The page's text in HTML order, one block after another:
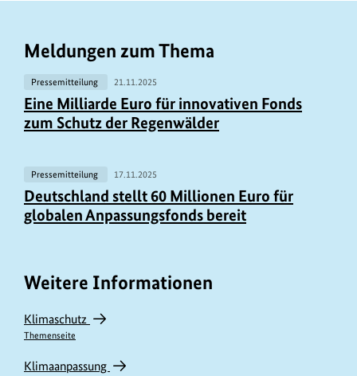
Meldungen zum Thema
Pressemitteilung 21.11.2025
Eine Milliarde Euro für innovativen Fonds
zum Schutz der Regenwälder
Pressemitteilung 17.11.2025
Deutschland stellt 60 Millionen Euro für
globalen Anpassungsfonds bereit
Weitere Informationen
Klimaschutz
Themenseite
Klimaanpassung